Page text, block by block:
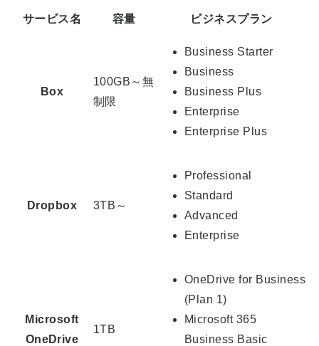
サービス名 容量 ビジネスプラン
Box
100GB～無
制限
Business Starter
Business
Business Plus
Enterprise
Enterprise Plus
Dropbox 3TB～
Professional
Standard
Advanced
Enterprise
Microsoft
OneDrive
1TB
OneDrive for Business
(Plan 1)
Microsoft 365
Business Basic